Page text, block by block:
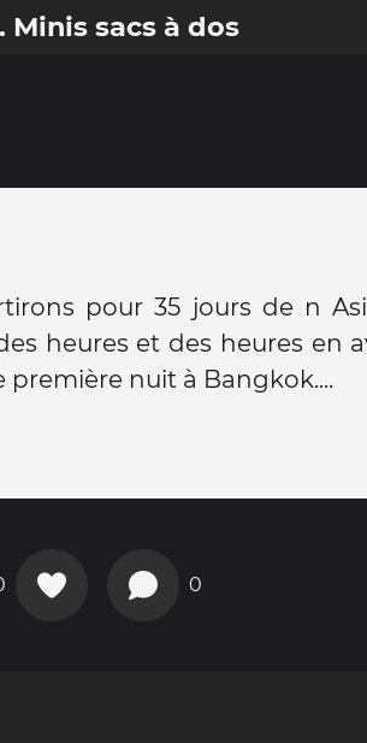
Minis sacs à dos
pour 35 jours de n
heures et des heures en
nuit à Bangkok....
0